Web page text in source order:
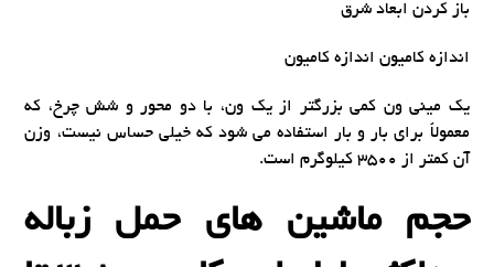
باز کردن ابعاد شرق
اندازه کامیون اندازه کامیون
یک مینی ون کمی بزرگتر از یک ون، با دو محور و شش چرخ، که
معمولاً برای بار و بار استفاده می شود که خیلی حساس نیست، وزن
آن کمتر از 3500 کیلوگرم است.
حجم ماشین های حمل زباله